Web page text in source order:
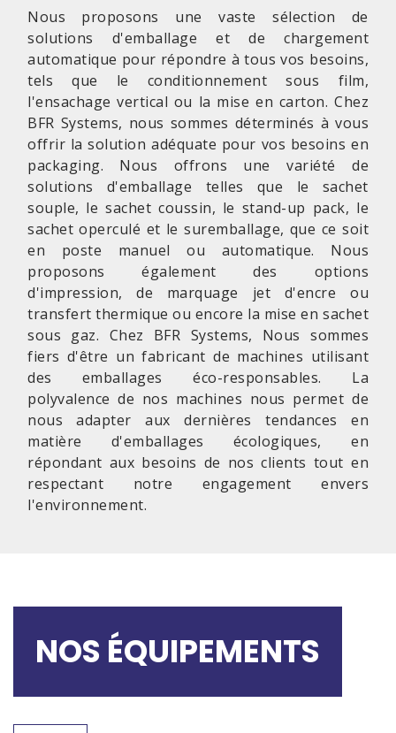
Nous proposons une vaste sélection de
solutions d'emballage et de chargement
automatique pour répondre à tous vos besoins,
tels que le conditionnement sous film,
l'ensachage vertical ou la mise en carton. Chez
BFR Systems, nous sommes déterminés à vous
offrir la solution adéquate pour vos besoins en
packaging. Nous offrons une variété de
solutions d'emballage telles que le sachet
souple, le sachet coussin, le stand-up pack, le
sachet operculé et le suremballage, que ce soit
en poste manuel ou automatique. Nous
proposons également des options
d'impression, de marquage jet d'encre ou
transfert thermique ou encore la mise en sachet
sous gaz. Chez BFR Systems, Nous sommes
fiers d'être un fabricant de machines utilisant
des emballages éco-responsables. La
polyvalence de nos machines nous permet de
nous adapter aux dernières tendances en
matière d'emballages écologiques, en
répondant aux besoins de nos clients tout en
respectant notre engagement envers
l'environnement.
NOS ÉQUIPEMENTS